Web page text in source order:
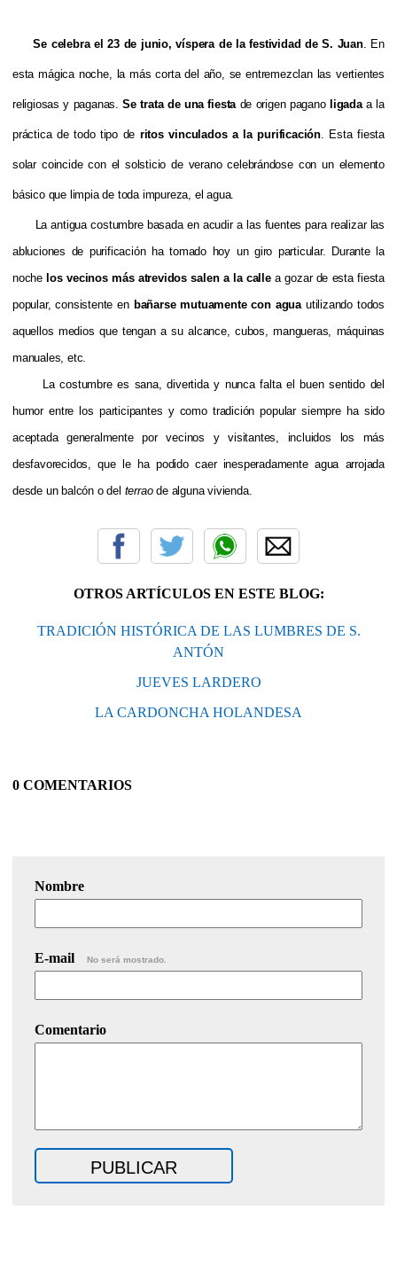
Se celebra el 23 de junio, víspera de la festividad de S. Juan. En
esta mágica noche, la más corta del año, se entremezclan las vertientes
religiosas y paganas.Se trata de una fiesta de origen pagano ligadaa la
práctica de todo tipo de ritos vinculados a la purificación Esta fiesta
solar coincide con el solsticio de verano celebrándose con un elemento
básico que limpia de toda impureza, el agua.
La antigua costumbre basada en acudir a las fuentes para realizar las
abluciones de purificación ha tomado hoy un giro particular. Durante la
noche los vecinos más atrevidos salen a la callea gozar de esta fiesta
popular, consistente en bañarse mutuamente con agua utilizando todos
aquellos medios que tengan a su alcance, cubos, mangueras, máquinas
manuales, etc.
La costumbre es sana, divertida y nunca falta el buen sentido del
humor entre los participantes y como tradición popular siempre ha sido
aceptada generalmente por vecinos y visitantes, incluidos los más
desfavorecidos, que le ha podido caer inesperadamente agua arrojada
desde un balcón o del terraode alguna vivienda.
OTROS ARTÍCULOS EN ESTE BLOG:
TRADICIÓN HISTÓRICA DE LAS LUMBRES DE S.
ANTÓN
JUEVES LARDERO
LA CARDONCHA HOLANDESA
0 COMENTARIOS
Nombre
E-mail No será mostrado.
Comentario